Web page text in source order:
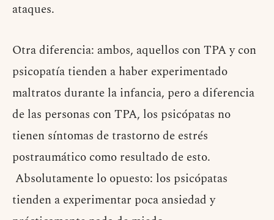
ataques.
Otra diferencia: ambos, aquellos con TPA y con
psicopatía tienden a haber experimentado
maltratos durante la infancia, pero a diferencia
de las personas con TPA, los psicópatas no
tienen síntomas de trastorno de estrés
postraumático como resultado de esto.
Absolutamente lo opuesto: los psicópatas
tienden a experimentar poca ansiedad y